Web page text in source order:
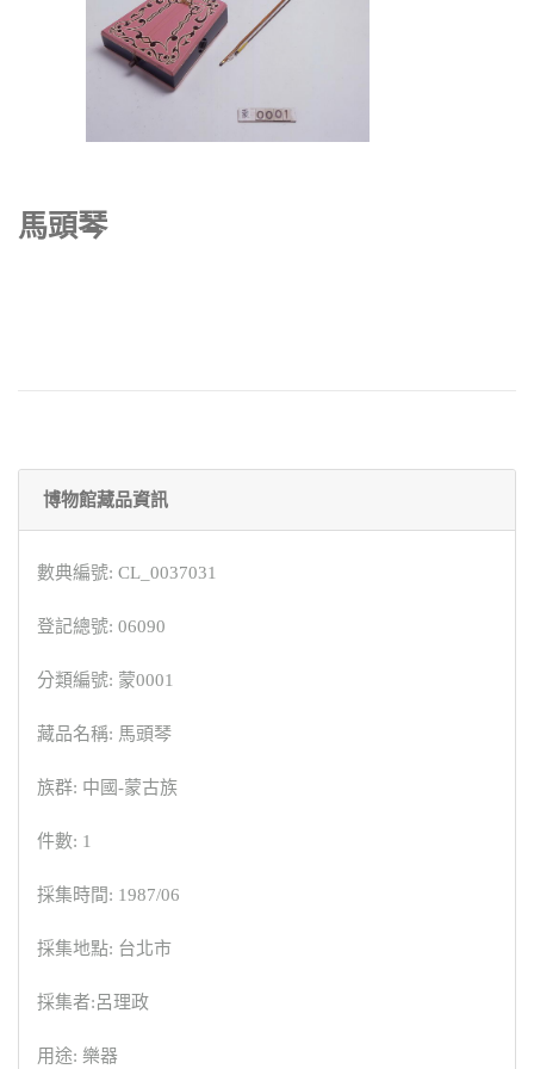
馬頭琴
博物館藏品資訊
數典編號: CL_0037031
登記總號: 06090
分類編號: 蒙0001
藏品名稱: 馬頭琴
族群: 中國-蒙古族
件數: 1
採集時間: 1987/06
採集地點: 台北市
採集者:呂理政
用途: 樂器